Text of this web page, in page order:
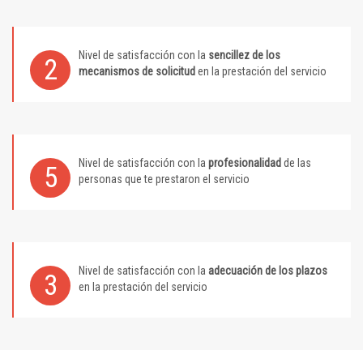
2 Nivel de satisfacción con la sencillez de los
mecanismos de solicitud en la prestación del servicio
5 Nivel de satisfacción con la profesionalidad de las
personas que te prestaron el servicio
3 Nivel de satisfacción con la adecuación de los plazos
en la prestación del servicio